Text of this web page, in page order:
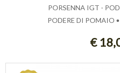
PORSENNA IGT -
PODERE DI POMAIO
€